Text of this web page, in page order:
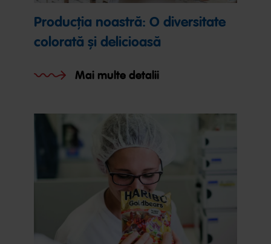
Producția noastră: O diversitate
colorată și delicioasă
Mai multe detalii